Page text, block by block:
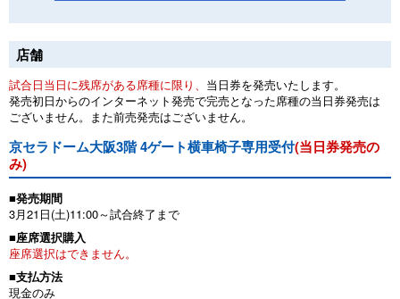
店舗
試合日当日に残席がある席種に限り、 当日券を発売いたします。
発売初日からのインターネット発売で完売となった席種の当日券発売は
ございません。また前売発売はございません。
京セラドーム大阪3階 4ゲート横車椅子専用受付(当日券発売の
み)
■発売期間
3月21日(土)11:00～試合終了まで
■座席選択購入
座席選択はできません。
■支払方法
現金のみ